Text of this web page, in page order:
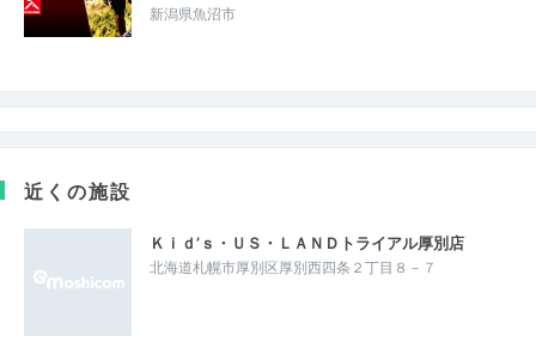
新潟県魚沼市
近くの施設
Ｋｉｄ’ｓ・ＵＳ・ＬＡＮＤトライアル厚別店
北海道札幌市厚別区厚別西四条２丁目８－７